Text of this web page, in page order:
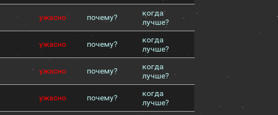
ужасно почему?
когда
лучше?
ужасно почему?
когда
лучше?
ужасно почему?
когда
лучше?
ужасно почему?
когда
лучше?